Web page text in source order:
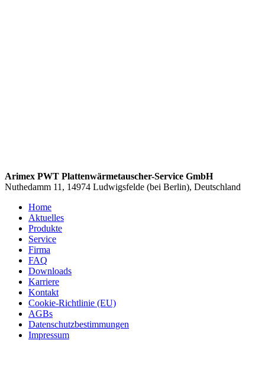
Arimex PWT Plattenwärmetauscher-Service GmbH
Nuthedamm 11, 14974 Ludwigsfelde (bei Berlin), Deutschland
Home
Aktuelles
Produkte
Service
Firma
FAQ
Downloads
Karriere
Kontakt
Cookie-Richtlinie (EU)
AGBs
Datenschutzbestimmungen
Impressum